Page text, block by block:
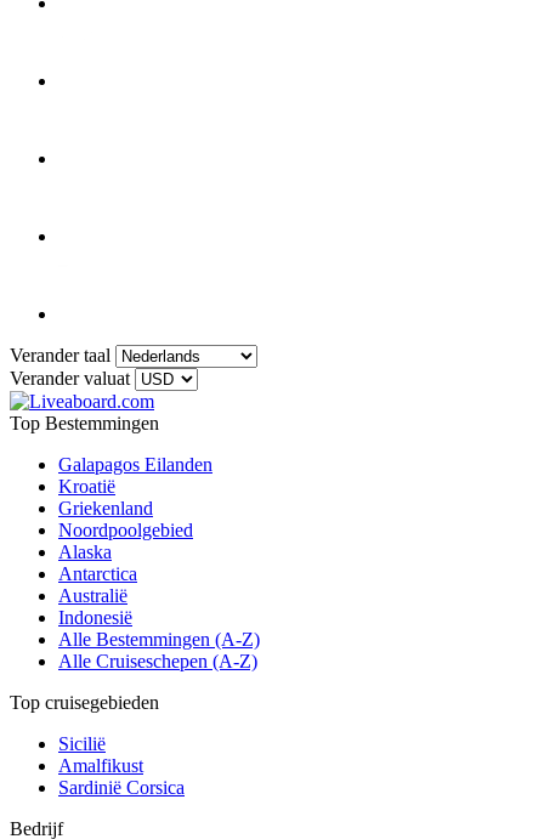
Verander taal
Verander valuat
Top Bestemmingen
Galapagos Eilanden
Kroatië
Griekenland
Noordpoolgebied
Alaska
Antarctica
Australië
Indonesië
Alle Bestemmingen (A-Z)
Alle Cruiseschepen (A-Z)
Top cruisegebieden
Sicilië
Amalfikust
Sardinië Corsica
Bedrijf